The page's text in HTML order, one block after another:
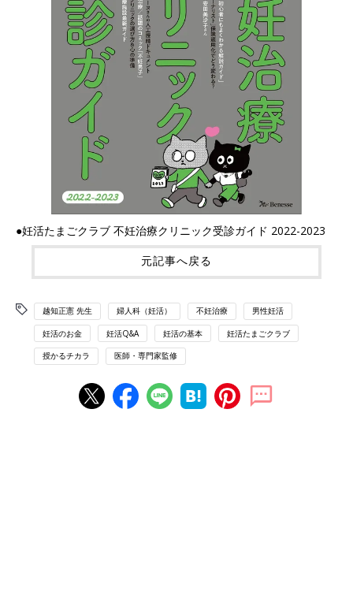
●妊活たまごクラブ 不妊治療クリニック受診ガイド 2022-2023
元記事へ戻る
越知正憲 先生 婦人科（妊活） 不妊治療 男性妊活
妊活のお金 妊活Q&A 妊活の基本 妊活たまごクラブ
授かるチカラ 医師・専門家監修